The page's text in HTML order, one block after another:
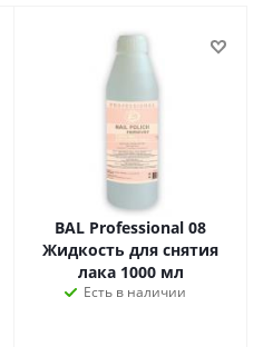
BAL Professional 08
Жидкость для снятия
лака 1000 мл
Есть в наличии